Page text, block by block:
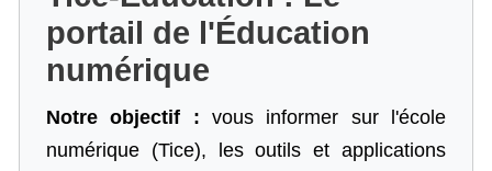
portail de l'Éducation
numérique
Notre objectif : vous informer sur l'école
numérique (Tice), les outils et applications